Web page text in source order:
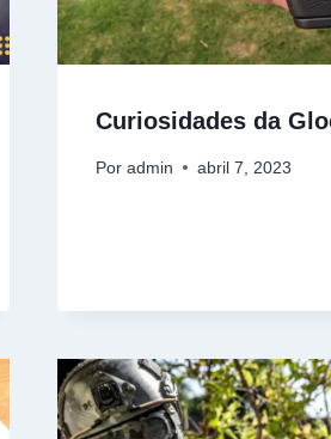
Curiosidades da
Por admin abril 7, 2023